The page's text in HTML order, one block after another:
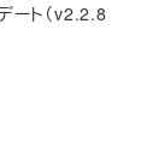
ート（v2.2.8